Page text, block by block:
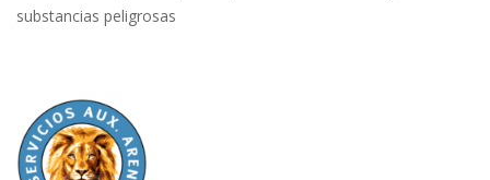
substancias peligrosas